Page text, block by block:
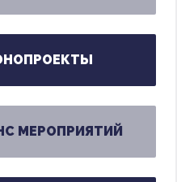
МЕРОПРИЯТИЙ